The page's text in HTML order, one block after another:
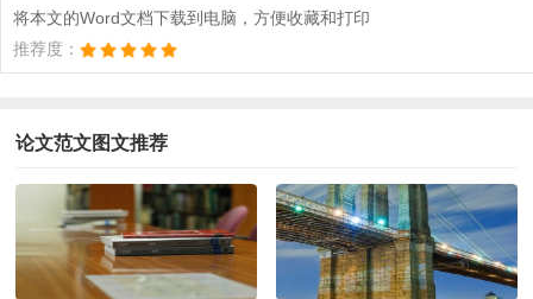
将本文的Word文档下载到电脑，方便收藏和打印
推荐度：
论文范文图文推荐